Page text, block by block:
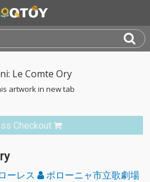
artwork in new tab
Checkout
ーレス
ボローニャ市立歌劇場